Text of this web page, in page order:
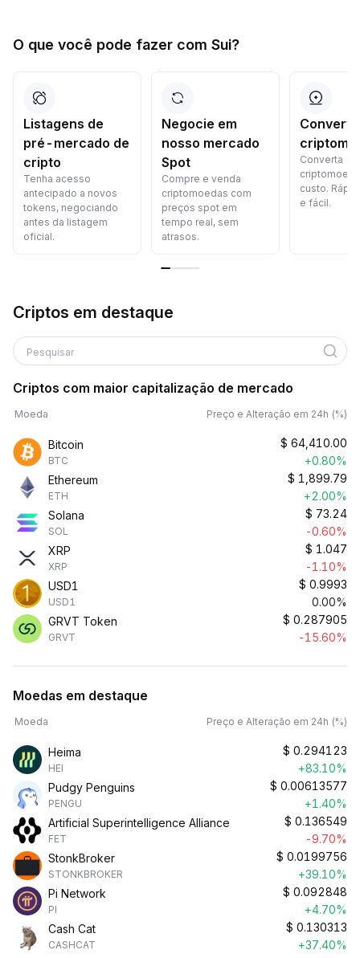
O que você pode fazer com Sui?
Listagens de
pré-mercado de
cripto
Tenha acesso
antecipado a novos
tokens, negociando
antes da listagem
oficial.
Negocie em
nosso mercado
Spot
Compre e venda
criptomoedas com
preços spot em
tempo real, sem
atrasos.
Converta
custo.
e fácil.
Criptos em destaque
Pesquisar
Criptos com maior capitalização de mercado
Moeda Preço e Alteração em 24h (%)
Bitcoin
BTC
$ 64,410.00
+0.80%
Ethereum
ETH
$ 1,899.79
+2.00%
Solana
SOL
$ 73.24
-0.60%
XRP
XRP
$ 1.047
-1.10%
USD1
USD1
$ 0.9993
0.00%
GRVT Token
GRVT
$ 0.287905
-15.60%
Moedas em destaque
Moeda Preço e Alteração em 24h (%)
Heima
HEI
$ 0.294123
+83.10%
Pudgy Penguins
PENGU
$ 0.00613577
+1.40%
Artificial Superintelligence Alliance
FET
$ 0.136549
-9.70%
StonkBroker
STONKBROKER
$ 0.0199756
+39.10%
Pi Network
PI
$ 0.092848
+4.70%
Cash Cat
CASHCAT
$ 0.130313
+37.40%